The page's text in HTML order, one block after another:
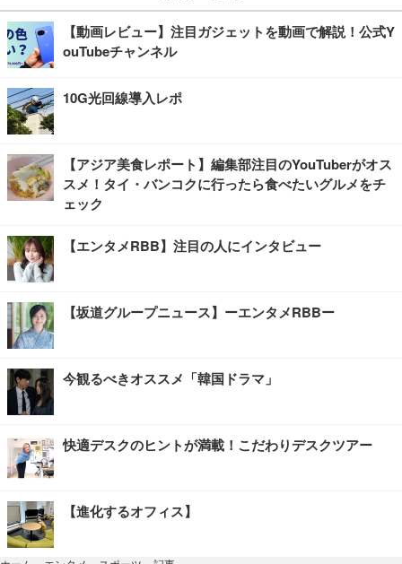
【動画レビュー】注目ガジェットを動画で解説！公式Y
ouTubeチャンネル
10G光回線導入レポ
【アジア美食レポート】編集部注目のYouTuberがオス
スメ！タイ・バンコクに行ったら食べたいグルメをチ
ェック
【エンタメRBB】注目の人にインタビュー
【坂道グループニュース】ーエンタメRBBー
今観るべきオススメ「韓国ドラマ」
快適デスクのヒントが満載！こだわりデスクツアー
【進化するオフィス】